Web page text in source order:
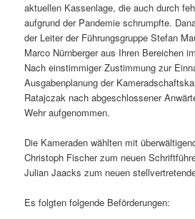
aktuellen Kassenlage, die auch durch
aufgrund der Pandemie schrumpfte.
der Leiter der Führungsgruppe Stefan
Marco Nürnberger aus Ihren Bereichen
Nach einstimmiger Zustimmung zur
Ausgabenplanung der
Ratajczak nach abgeschlossener
Wehr aufgenommen.
Die Kameraden wählten mit
Christoph Fischer zum neuen
Julian Jaacks zum neuen
Es folgten folgende Beförderungen: